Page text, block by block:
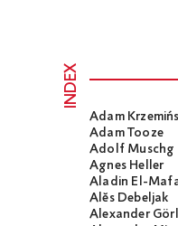
INDEX
Adam
Adam Tooze
Adolf Muschg
Agnes Heller
Aladin El-
Alĕs Debeljak
Alexander